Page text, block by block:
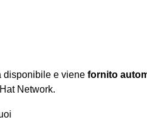
disponibile e viene fornito
Network.